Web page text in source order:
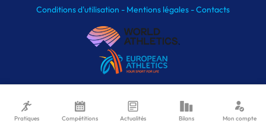
Conditions d'utilisation - Mentions légales -Contacts
Pratiques Compétitions Actualités Bilans Mon compte